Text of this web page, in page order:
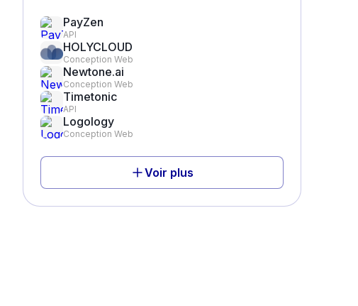
PayZen
API
HOLYCLOUD
Conception Web
Newtone.ai
Conception Web
Timetonic
API
Logology
Conception Web
Voir plus